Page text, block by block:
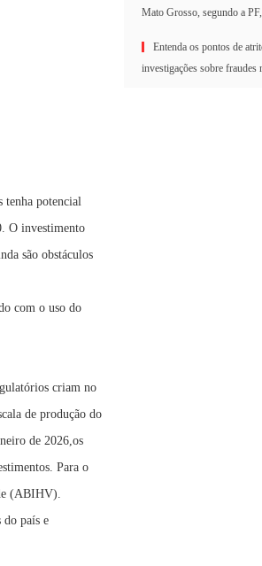
tenha potencial
O investimento
são obstáculos
com o uso do
criam no
de produção do
de 2026,os
Para o
(ABIHV).
do país e
Mato Grosso, segundo a
Entenda os pontos de
investigações sobre